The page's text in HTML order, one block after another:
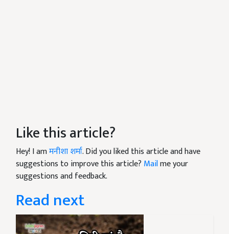
Like this article?
Hey! I amमनीशा शर्मा. Did you liked this article and have
suggestions to improve this article? Mailme your
suggestions and feedback.
Read next